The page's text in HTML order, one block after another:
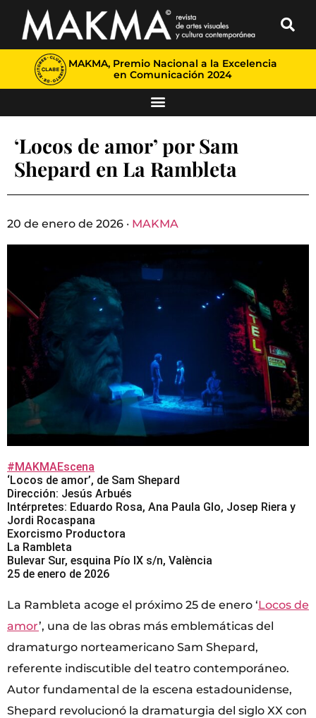
MAKMA, Premio Nacional a la Excelencia
en Comunicación 2024
‘Locos de amor’ por Sam
Shepard en La Rambleta
20 de enero de 2026 · MAKMA
#MAKMAEscena
‘Locos de amor’, de Sam Shepard
Dirección: Jesús Arbués
Intérpretes: Eduardo Rosa, Ana Paula Glo, Josep Riera y
Jordi Rocaspana
Exorcismo Productora
La Rambleta
Bulevar Sur, esquina Pío IX s/n, València
25 de enero de 2026
La Rambleta acoge el próximo 25 de enero ‘Locos de
amor’, una de las obras más emblemáticas del
dramaturgo norteamericano Sam Shepard,
referente indiscutible del teatro contemporáneo.
Autor fundamental de la escena estadounidense,
Shepard revolucionó la dramaturgia del siglo XX con